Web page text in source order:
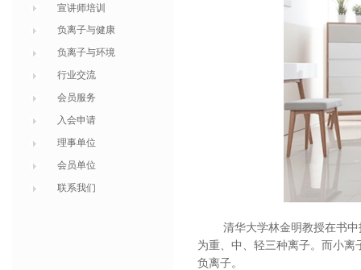
宣讲师培训
负离子与健康
负离子与环境
行业交流
会员服务
入会申请
理事单位
会员单位
联系我们
清华大学林金明教授在书
为重、中、轻三种离子。而小
负离子。